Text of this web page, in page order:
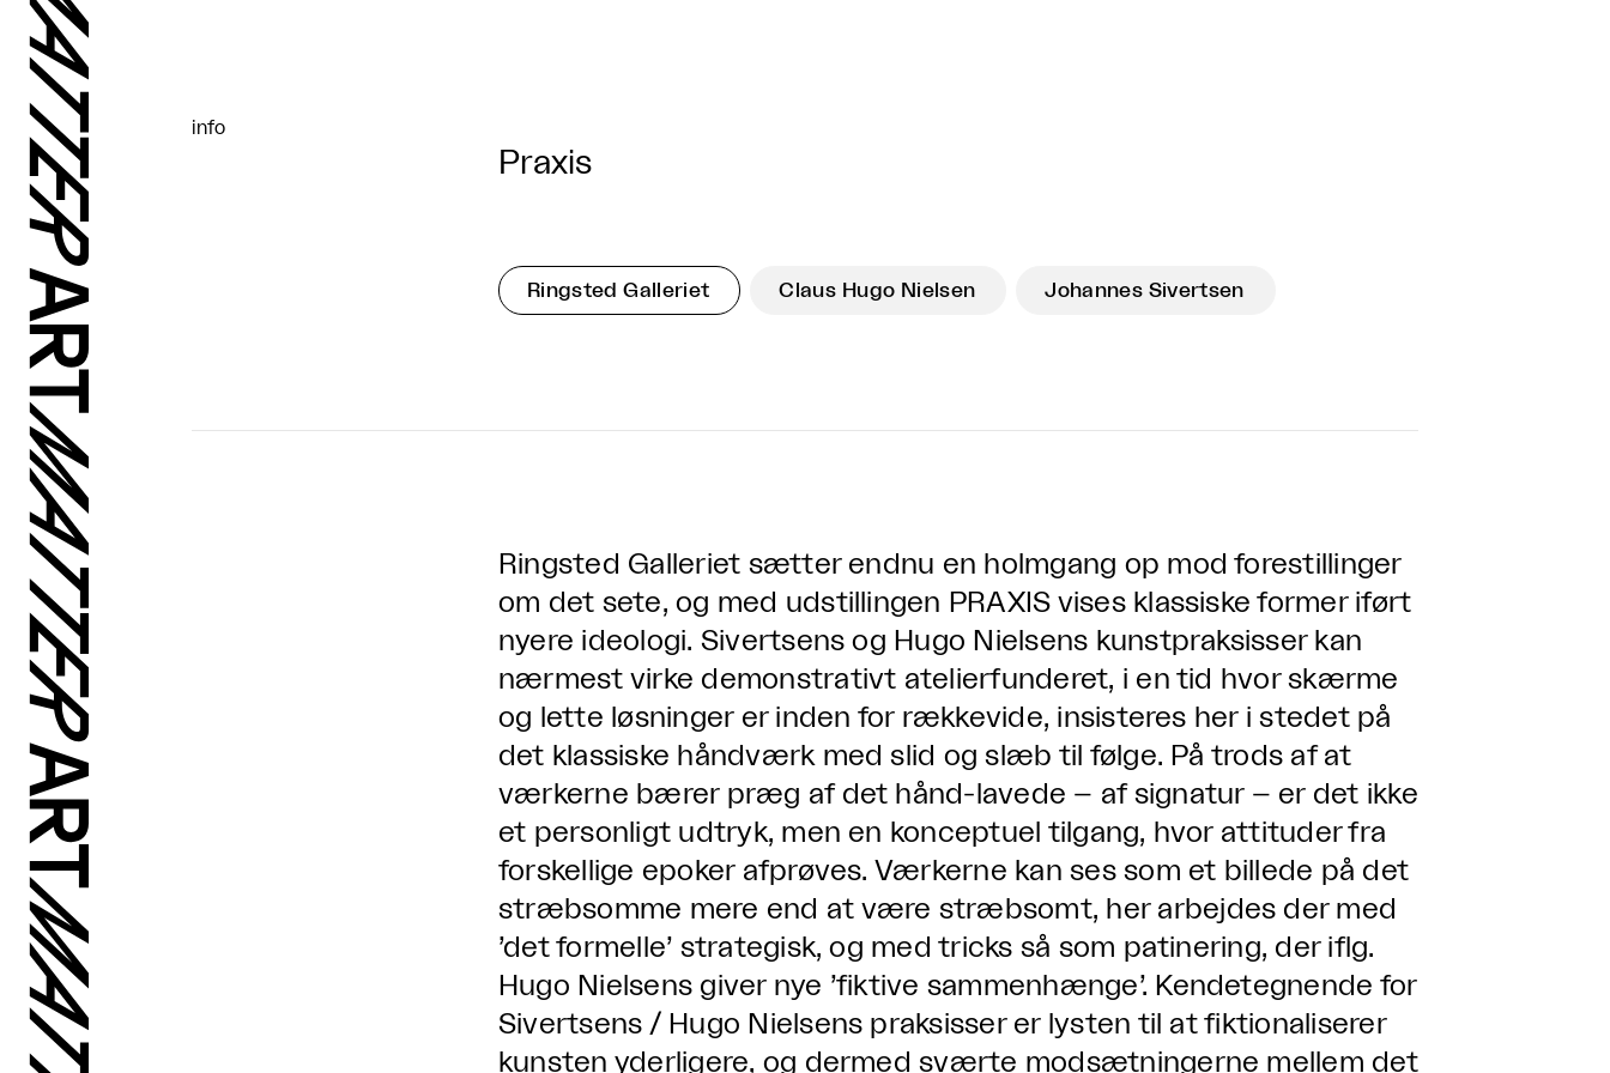
info
Praxis
Ringsted Galleriet Claus Hugo Nielsen Johannes Sivertsen
Ringsted Galleriet sætter endnu en holmgang op mod forestillinger
om det sete, og med udstillingen PRAXIS vises klassiske former iført
nyere ideologi. Sivertsens og Hugo Nielsens kunstpraksisser kan
nærmest virke demonstrativt atelierfunderet, i en tid hvor skærme
og lette løsninger er inden for rækkevide, insisteres her i stedet på
det klassiske håndværk med slid og slæb til følge. På trods af at
værkerne bærer præg af det hånd-lavede – af signatur – er det ikke
et personligt udtryk, men en konceptuel tilgang, hvor attituder fra
forskellige epoker afprøves. Værkerne kan ses som et billede på det
stræbsomme mere end at være stræbsomt, her arbejdes der med
’det formelle’ strategisk, og med tricks så som patinering, der iflg.
Hugo Nielsens giver nye ’fiktive sammenhænge’. Kendetegnende for
Sivertsens / Hugo Nielsens praksisser er lysten til at fiktionaliserer
kunsten yderligere, og dermed sværte modsætningerne mellem det